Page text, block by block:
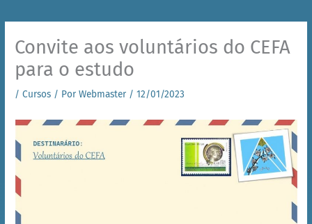
Convite aos voluntários do CEFA
para o estudo
/Cursos / PorWebmaster /12/01/2023